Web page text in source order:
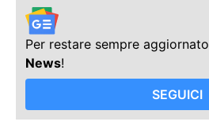
Per restare sempre aggiornato
News!
SEGUICI